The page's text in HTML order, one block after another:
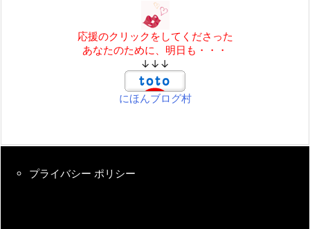
応援のクリックをしてくださった
あなたのために、明日も・・・
↓↓↓
にほんブログ村
プライバシー ポリシー